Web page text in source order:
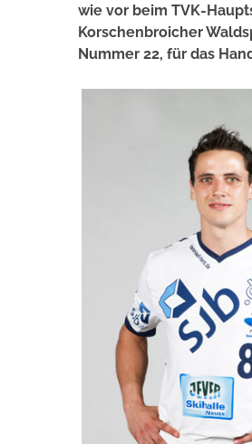
wie vor beim TVK-
Korschenbroicher
Nummer 22, für das